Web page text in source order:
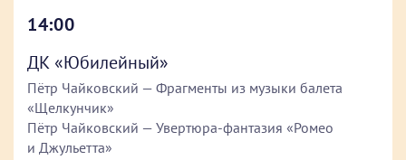
14:00
ДК «Юбилейный»
Пётр Чайковский — Фрагменты из музыки балета
«Щелкунчик»
Пётр Чайковский — Увертюра-фантазия «Ромео
и Джульетта»